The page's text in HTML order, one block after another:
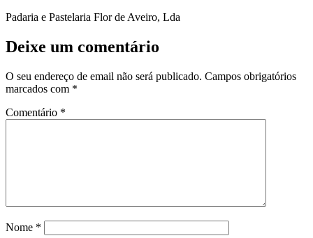
Padaria e Pastelaria Flor de Aveiro, Lda
Deixe um comentário
O seu endereço de email não será publicado. Campos obrigatórios
marcados com *
Comentário *
Nome *